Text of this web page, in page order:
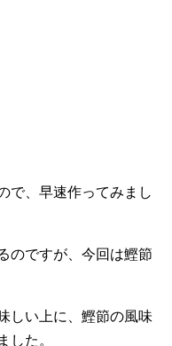
で、早速作ってみまし
のですが、今回は鰹節
しい上に、鰹節の風味
した。